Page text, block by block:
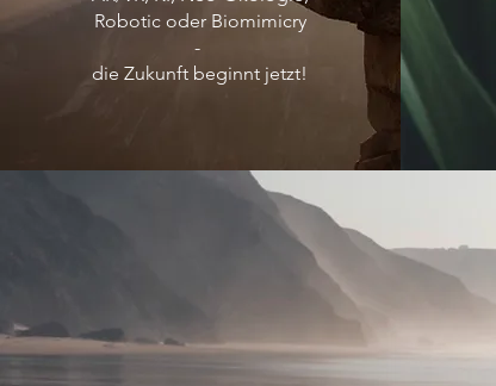
Robotic oder Biomimicry
-
​die Zukunft beginnt jetzt!